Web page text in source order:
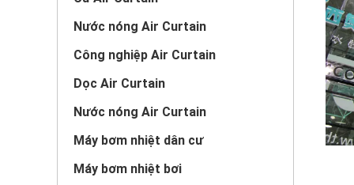
Nước nóng Air Curtain
Công nghiệp Air Curtain
Dọc Air Curtain
Nước nóng Air Curtain
Máy bơm nhiệt dân cư
Máy bơm nhiệt bơi